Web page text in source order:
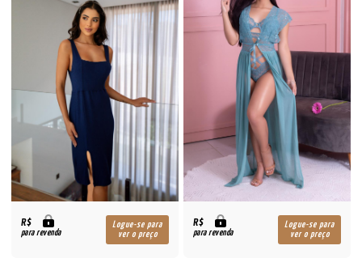
R$
para revenda
Logue-se para
ver o preço
R$
para revenda
Logue-se para
ver o preço